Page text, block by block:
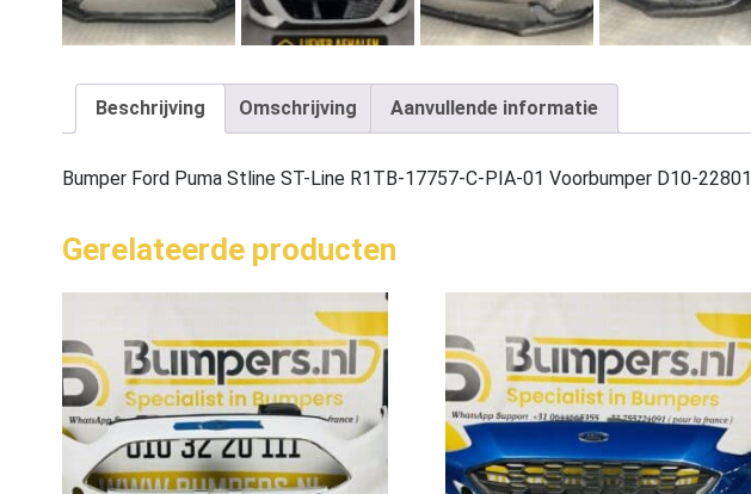
Beschrijving Omschrijving Aanvullende informatie
Bumper Ford Puma Stline ST-Line R1TB-17757-C-PIA-01 Voorbumper D10-22801
Gerelateerde producten